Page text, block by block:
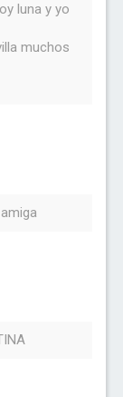
luna y yo
muchos